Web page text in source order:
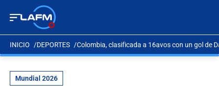
INICIO DEPORTES Colombia, clasificada a 16avos con un gol de
Mundial 2026